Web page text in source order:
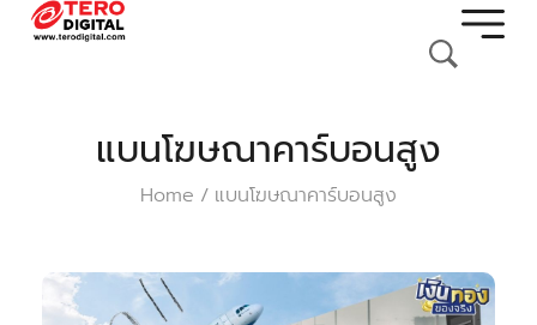
แบนโฆษณาคาร์บอนสูง
Home / แบนโฆษณาคาร์บอนสูง